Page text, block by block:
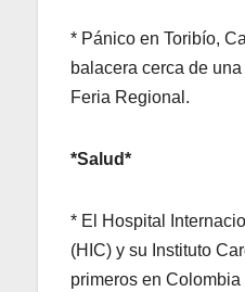
* Pánico en Toribío,
balacera cerca de
Feria Regional.
*Salud*
* El Hospital
(HIC) y su Instituto
primeros en